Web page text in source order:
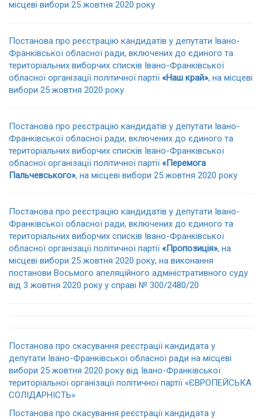
місцеві вибори 25 жовтня 2020 року
Постанова про реєстрацію кандидатів у депутати Івано-
Франківської обласної ради, включених до єдиного та
територіальних виборчих списків Івано-Франківської
обласної організації політичної партії «Наш край», на місцеві
вибори 25 жовтня 2020 року
Постанова про реєстрацію кандидатів у депутати Івано-
Франківської обласної ради, включених до єдиного та
територіальних виборчих списків Івано-Франківської
обласної організації політичної партії «Перемога
Пальчевського», на місцеві вибори 25 жовтня 2020 року
Постанова про реєстрацію кандидатів у депутати Івано-
Франківської обласної ради, включених до єдиного та
територіальних виборчих списків Івано-Франківської
обласної організації політичної партії «Пропозиція», на
місцеві вибори 25 жовтня 2020 року, на виконання
постанови Восьмого апеляційного адміністративного суду
від 3 жовтня 2020 року у справі № 300/2480/20
Постанова про скасування реєстрації кандидата у
депутати Івано-Франківської обласної ради на місцеві
вибори 25 жовтня 2020 року від Івано-Франківської
територіальної організації політичної партії «ЄВРОПЕЙСЬКА
СОЛІДАРНІСТЬ»
Постанова про скасування реєстрації кандидата у